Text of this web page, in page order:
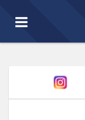
Toggle
navigation